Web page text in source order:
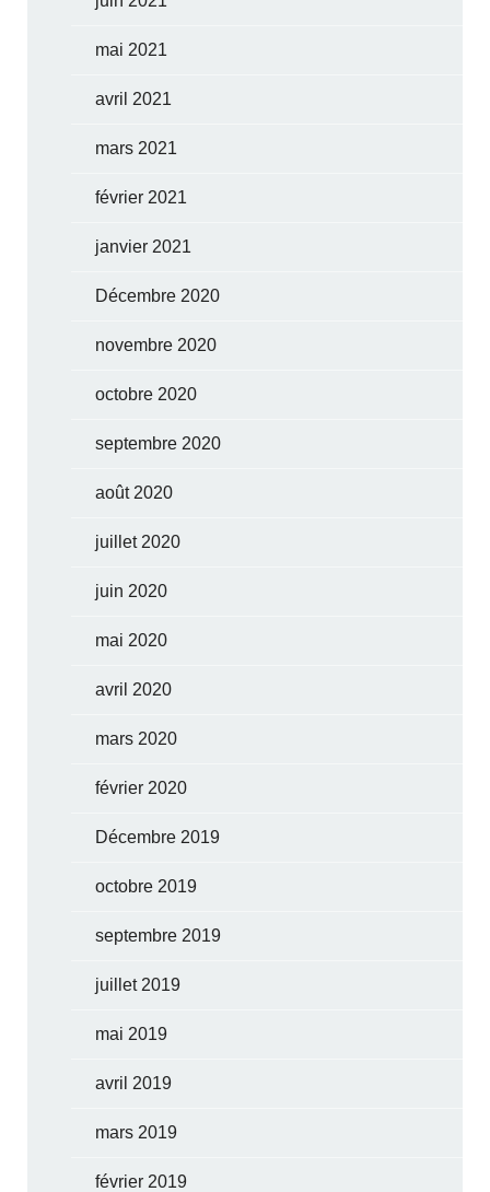
mai 2021
avril 2021
mars 2021
février 2021
janvier 2021
Décembre 2020
novembre 2020
octobre 2020
septembre 2020
août 2020
juillet 2020
juin 2020
mai 2020
avril 2020
mars 2020
février 2020
Décembre 2019
octobre 2019
septembre 2019
juillet 2019
mai 2019
avril 2019
mars 2019
février 2019